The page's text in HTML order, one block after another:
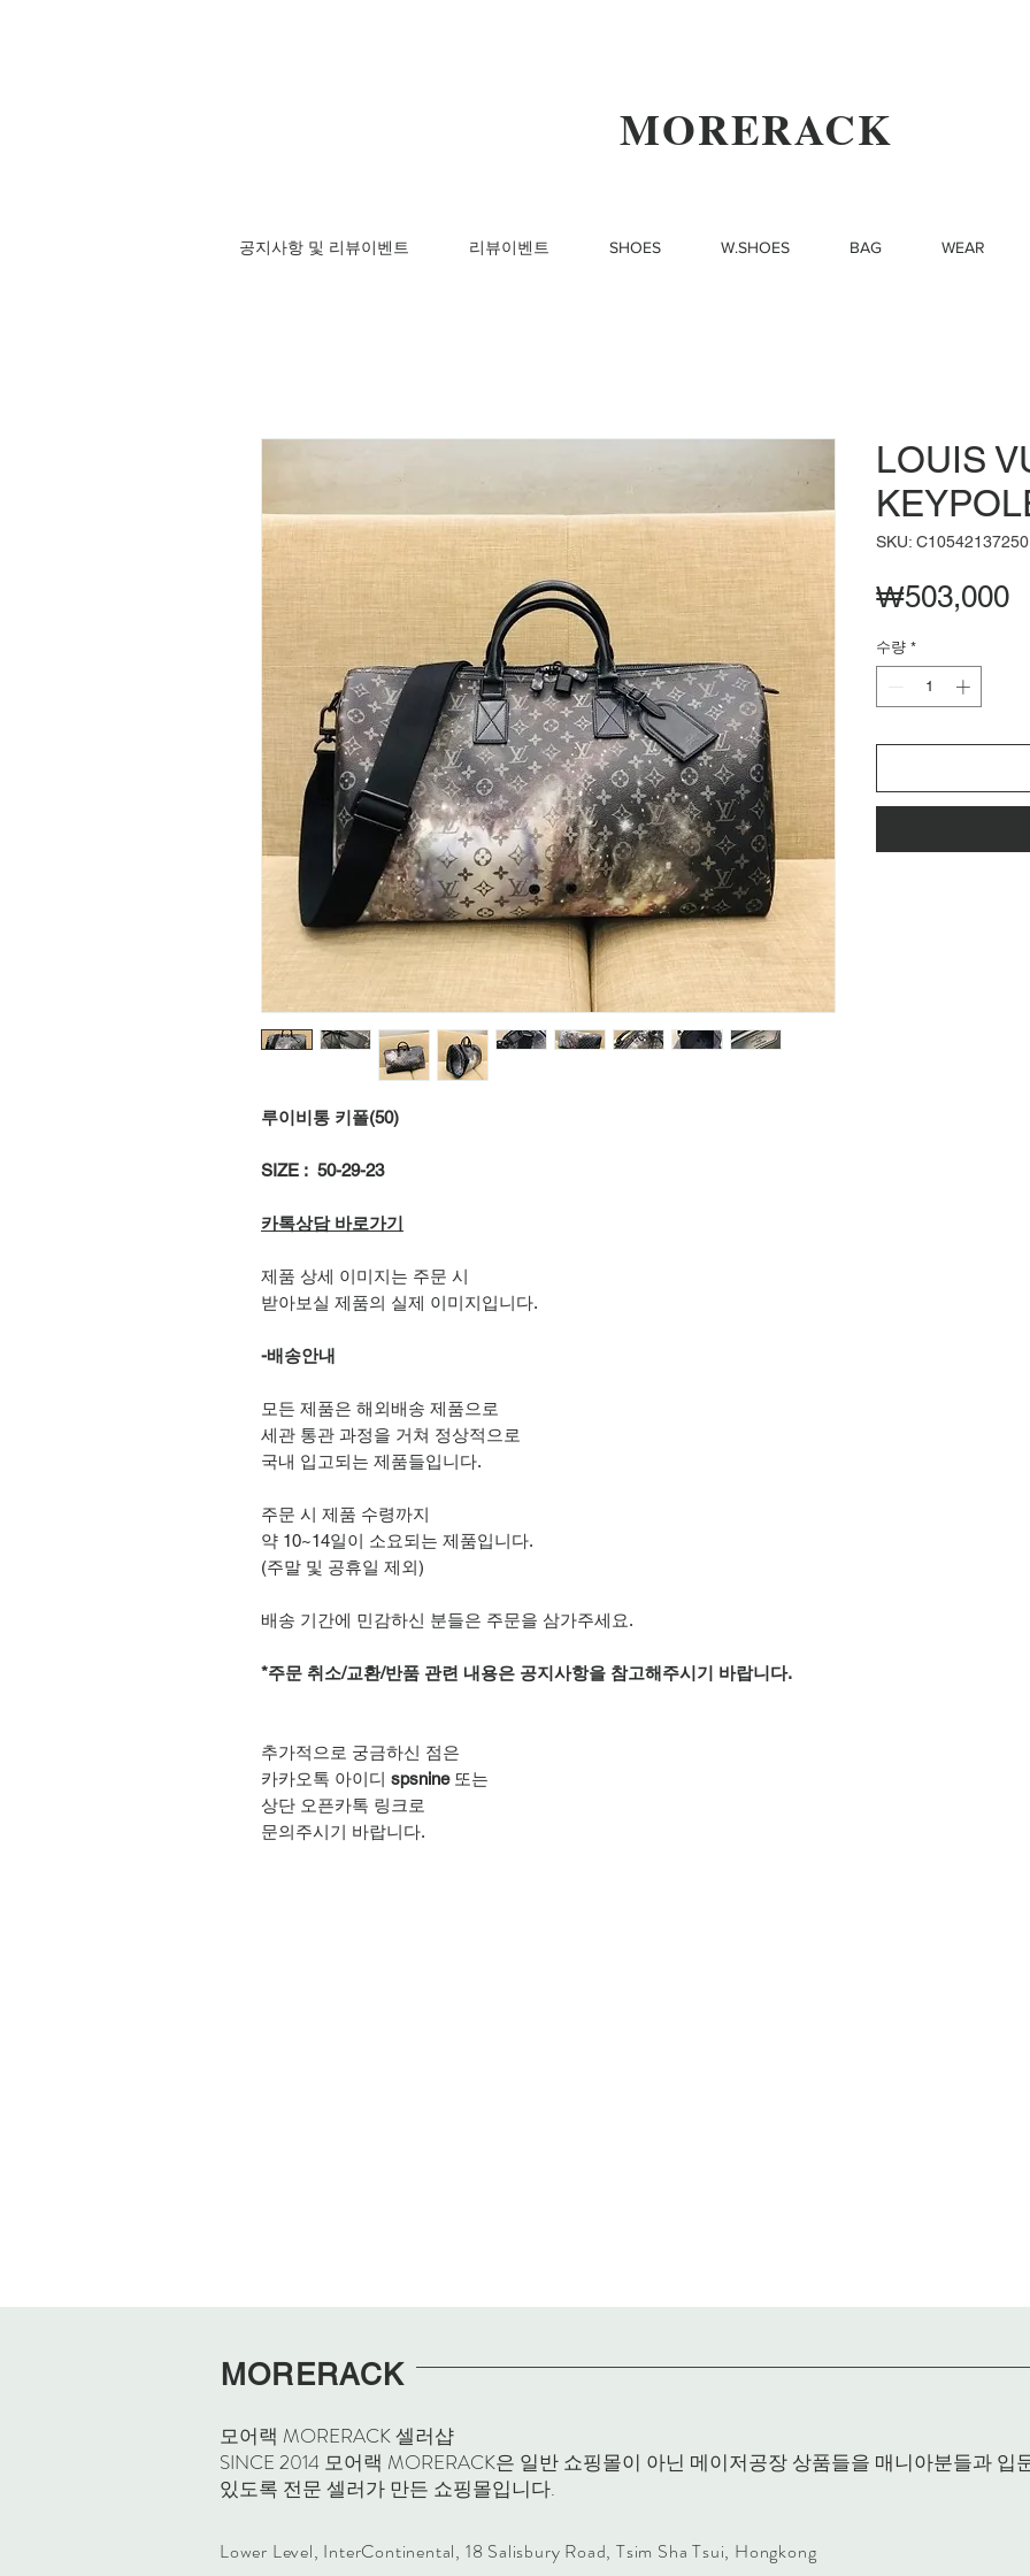
MORERACK
공지사항 및 리뷰이벤트 리뷰이벤트 SHOES W.SHOES BAG WEAR
루이비통 키폴(50)
SIZE : 50-29-23
카톡상담 바로가기
제품 상세 이미지는 주문 시
받아보실 제품의 실제 이미지입니다.
-배송안내
모든 제품은 해외배송 제품으로
세관 통관 과정을 거쳐 정상적으로
국내 입고되는 제품들입니다.
주문 시 제품 수령까지
약 10~14일이 소요되는 제품입니다.
(주말 및 공휴일 제외)
배송 기간에 민감하신 분들은 주문을 삼가주세요.
*주문 취소/교환/반품 관련 내용은 공지사항을 참고해주시기 바랍니다.
추가적으로 궁금하신 점은
카카오톡 아이디 spsnine또는
상단 오픈카톡 링크로
문의주시기 바랍니다.
LOUIS
SKU: C10542137250
₩503,000가
수량 *
MORERACK
모어랙 MORERACK 셀러샵
SINCE 2014 모어랙 MORERACK은 일반 쇼핑몰이 아닌 메이저공장 상품들을 매니아분들과
있도록 전문 셀러가 만든 쇼핑몰입니다.
Lower Level, InterContinental, 18 Salisbury Road, Tsim Sha Tsui, Hongkong